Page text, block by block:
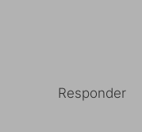
Responder